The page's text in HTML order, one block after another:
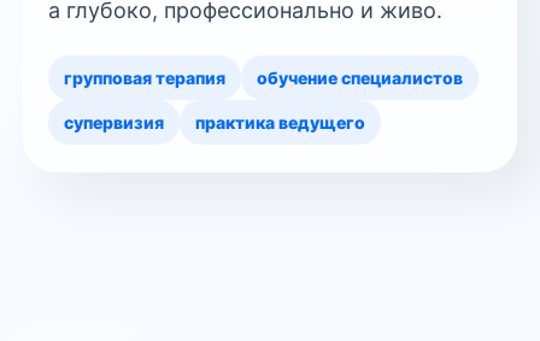
а глубоко, профессионально и живо.
групповая терапия обучение специалистов
супервизия практика ведущего